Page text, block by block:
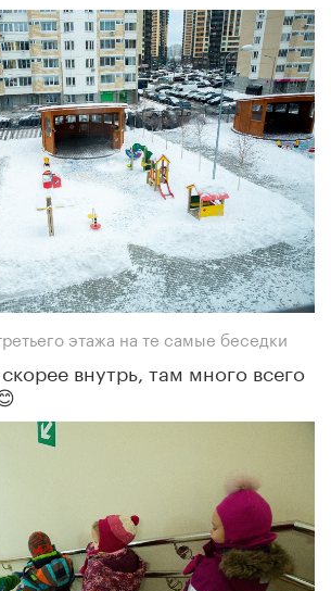
этажа на те самые беседки
внутрь, там много всего